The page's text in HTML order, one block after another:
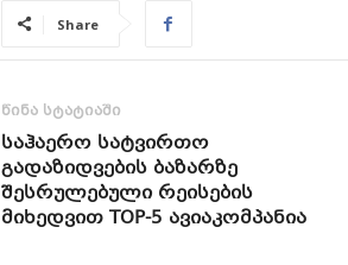
Share
წინა სტატიაში
საჰაერო სატვირთო
გადაზიდვების ბაზარზე
შესრულებული რეისების
მიხედვით TOP-5 ავიაკომპანია